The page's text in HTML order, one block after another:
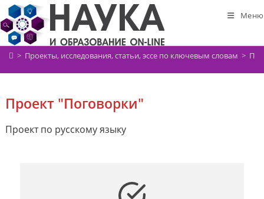
Перейти
к
содержимому
Меню
> Проекты, исследования, статьи, эссе по ключевым словам >
Проект "Поговорки"
Проект по русскому языку